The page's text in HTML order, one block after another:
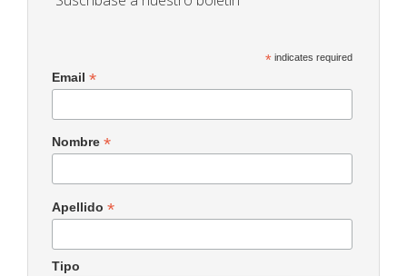
* indicates required
Email *
Nombre *
Apellido *
Tipo